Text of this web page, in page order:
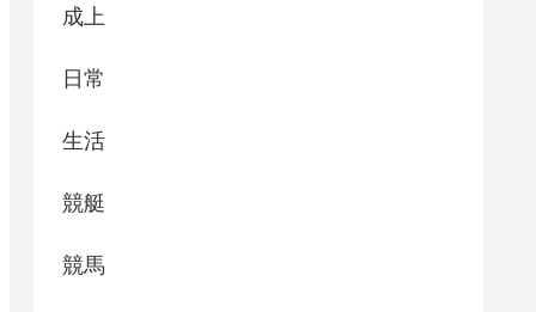
成上
日常
生活
競艇
競馬